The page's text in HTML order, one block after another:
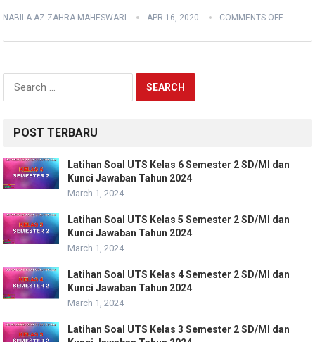
NABILA AZ-ZAHRA MAHESWARI APR 16, 2020 COMMENTS OFF
for:
POST TERBARU
Latihan Soal UTS Kelas 6 Semester 2 SD/MI dan
Kunci Jawaban Tahun 2024
March 1, 2024
Latihan Soal UTS Kelas 5 Semester 2 SD/MI dan
Kunci Jawaban Tahun 2024
March 1, 2024
Latihan Soal UTS Kelas 4 Semester 2 SD/MI dan
Kunci Jawaban Tahun 2024
March 1, 2024
Latihan Soal UTS Kelas 3 Semester 2 SD/MI dan